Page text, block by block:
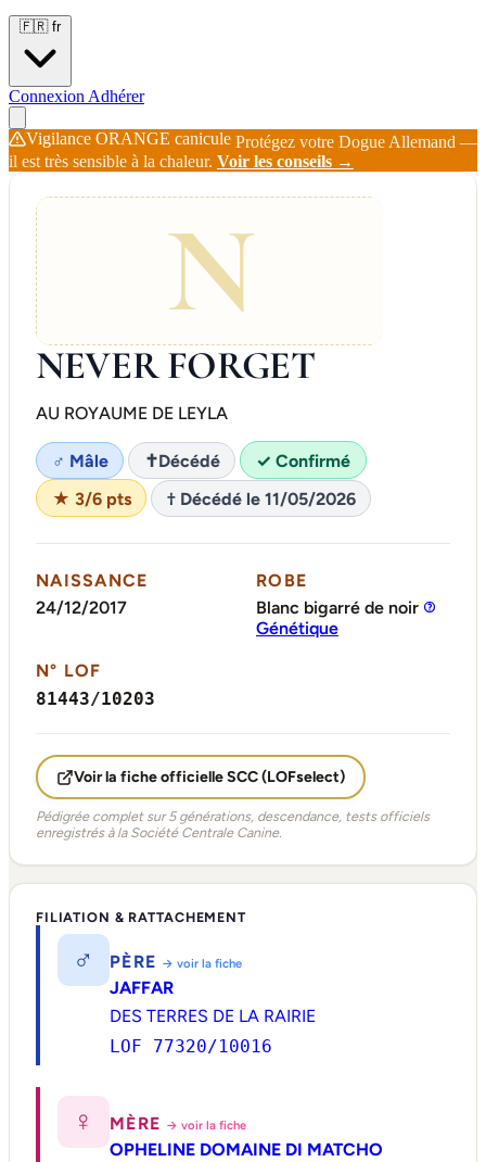
🇫🇷 fr
Connexion Adhérer
Vigilance ORANGE canicule Protégez votre Dogue Allemand —
il est très sensible à la chaleur. Voir les conseils →
N
NEVER FORGET
AU ROYAUME DE LEYLA
♂ Mâle ✝Décédé
✓ Confirmé
★ 3/6 pts
† Décédé le 11/05/2026
NAISSANCE
24/12/2017
ROBE
Blanc bigarré de noir
Génétique
N° LOF
81443/10203
Voir la fiche officielle SCC (LOFselect)
Pédigrée complet sur 5 générations, descendance, tests officiels
enregistrés à la Société Centrale Canine.
FILIATION & RATTACHEMENT
♂ PÈRE → voir la fiche
JAFFAR
DES TERRES DE LA RAIRIE
LOF 77320/10016
♀ MÈRE → voir la fiche
OPHELINE DOMAINE DI MATCHO